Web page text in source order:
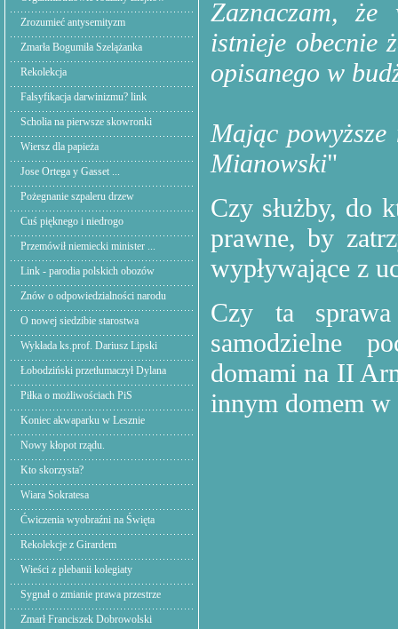
Zrozumieć antysemityzm
Zmarła Bogumiła Szelążanka
Rekolekcja
Falsyfikacja darwinizmu? link
Scholia na pierwsze skowronki
Wiersz dla papieża
Jose Ortega y Gasset ...
Pożegnanie szpaleru drzew
Cuś pięknego i niedrogo
Przemówił niemiecki minister ...
Link - parodia polskich obozów
Znów o odpowiedzialności narodu
O nowej siedzibie starostwa
Wykłada ks.prof. Dariusz Lipski
Łobodziński przetłumaczył Dylana
Piłka o możliwościach PiS
Koniec akwaparku w Lesznie
Nowy kłopot rządu.
Kto skorzysta?
Wiara Sokratesa
Ćwiczenia wyobraźni na Święta
Rekolekcje z Girardem
Wieści z plebanii kolegiaty
Sygnał o zmianie prawa przestrze
Zmarł Franciszek Dobrowolski
Zaznaczam,
istnieje obecnie
opisanego w
Mając
Mianowski"
Czy służby, do
prawne, by
wypływające z
Czy ta
samodzielne
domami na II
innym domem